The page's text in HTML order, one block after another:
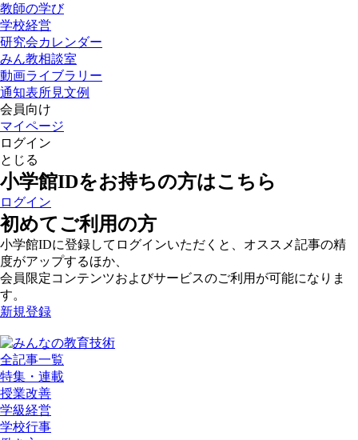
教師の学び
学校経営
研究会カレンダー
みん教相談室
動画ライブラリー
通知表所見文例
会員向け
マイページ
ログイン
とじる
小学館IDをお持ちの方はこちら
ログイン
初めてご利用の方
小学館IDに登録してログインいただくと、オススメ記事の精
度がアップするほか、
会員限定コンテンツおよびサービスのご利用が可能になりま
す。
新規登録
全記事一覧
特集・連載
授業改善
学級経営
学校行事